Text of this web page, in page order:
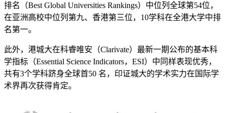
排名（Best Global Universities Rankings）中位列全球第54位，
在亚洲高校中位列第九、香港第三位，10学科在全港大学中排
名第一。
此外，港城大在科睿唯安（Clarivate）最新一期公布的基本科
学指标（Essential Science Indicators，ESI）中同样表现优秀，
共有3个学科跻身全球首50 名，印证城大的学术实力在国际学
术界再次获得肯定。